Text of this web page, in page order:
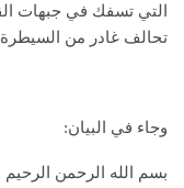
التي تسفك في جبهات
تحالف غادر من السيطرة
وجاء في البيان:
بسم الله الرحمن الرحيم